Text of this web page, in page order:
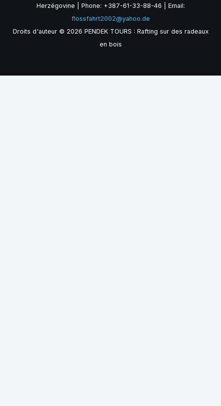
Herzégovine | Phone: +387-61-33-88-46 | Email:
flossfahrt2002@yahoo.de
Droits d'auteur © 2026 PENDEK TOURS : Rafting sur des radeaux
en bois